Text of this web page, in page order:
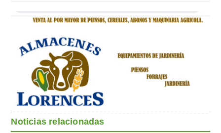
Noticias relacionadas